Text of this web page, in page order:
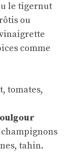
le tigernut
ou
comme
tomates,
tahin.